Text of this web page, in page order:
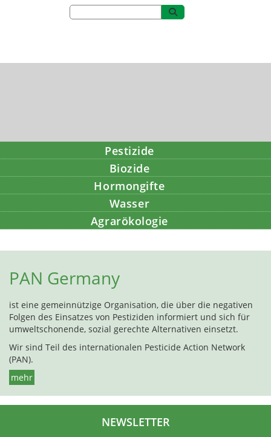
Pestizide
Biozide
Hormongifte
Wasser
Agrarökologie
PAN Germany
ist eine gemeinnützige Organisation, die über die negativen
Folgen des Einsatzes von Pestiziden informiert und sich für
umweltschonende, sozial gerechte Alternativen einsetzt.
Wir sind Teil des internationalen Pesticide Action Network
(PAN).
mehr
NEWSLETTER